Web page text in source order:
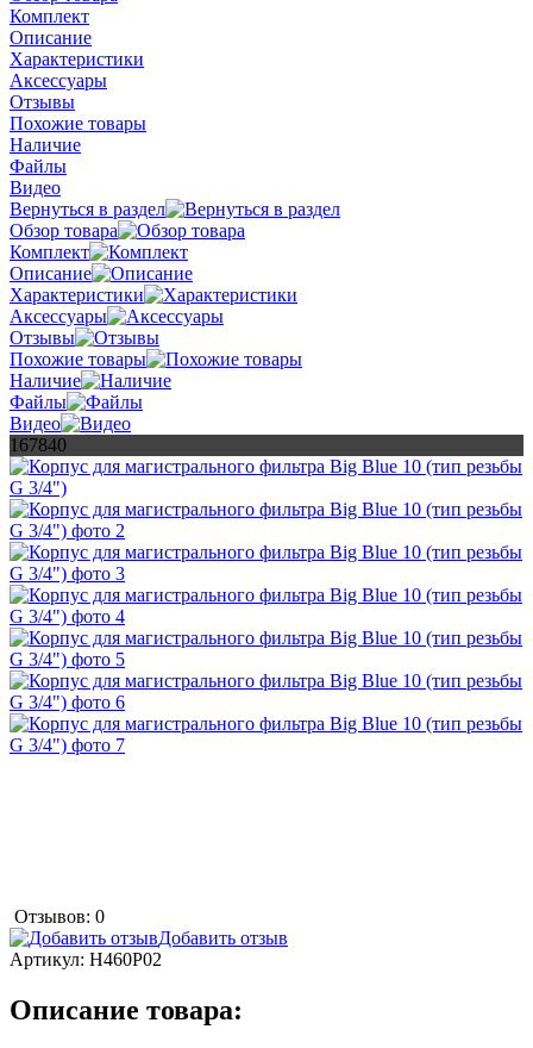
Комплект
Описание
Характеристики
Аксессуары
Отзывы
Похожие товары
Наличие
Файлы
Видео
Вернуться в раздел
Обзор товара
Комплект
Описание
Характеристики
Аксессуары
Отзывы
Похожие товары
Наличие
Файлы
Видео
167840
Отзывов: 0
Добавить отзыв
Артикул: Н460Р02
Описание товара: